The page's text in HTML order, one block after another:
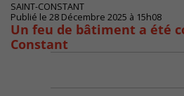
SAINT-CONSTANT
Publié le 28 Décembre 2025 à 15h08
Un feu de bâtiment a été
Constant